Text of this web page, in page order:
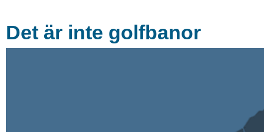
Det är inte golfbanor